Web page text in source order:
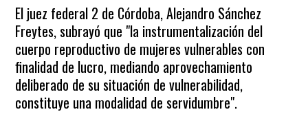
El juez federal 2 de Córdoba, Alejandro Sánchez
Freytes, subrayó que "la instrumentalización del
cuerpo reproductivo de mujeres vulnerables con
finalidad de lucro, mediando aprovechamiento
deliberado de su situación de vulnerabilidad,
constituye una modalidad de servidumbre".